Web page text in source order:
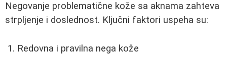
Negovanje problematične kože sa aknama zahteva
strpljenje i doslednost. Ključni faktori uspeha su:
Redovna i pravilna nega kože